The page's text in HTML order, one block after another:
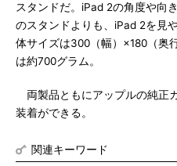
スタンドだ。iPad 2の角度や向
のスタンドよりも、iPad 2を見
体サイズは300（幅）×180（奥
は約700グラム。
両製品ともにアップルの純正
装着ができる。
関連キーワード